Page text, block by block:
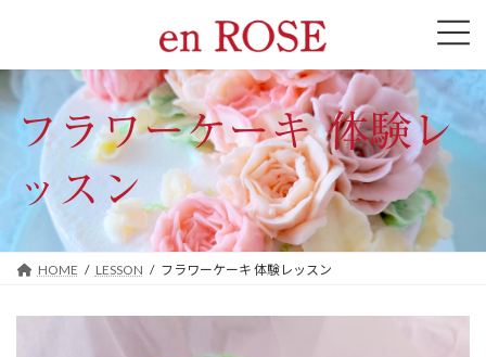
ン
ツ
へ
ー
シ
ョ フラワーケーキ 体験レ
ッスン
HOME LESSON フラワーケーキ 体験レッスン